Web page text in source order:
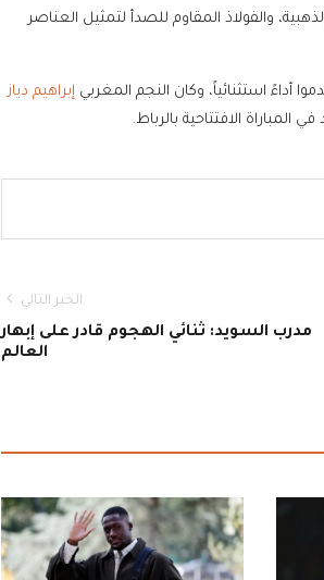
والفولاذ المقاوم للصدأ لتمثيل العناصر
إبراهيم دياز
المباراة الافتتاحية بالرباط.
الخبر التالي
مدرب السويد: ثنائي الهجوم قادر على إبهار
العالم